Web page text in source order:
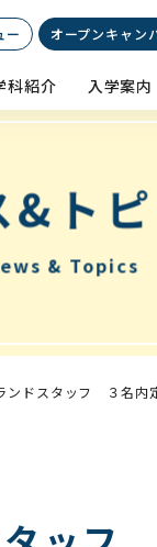
ー オープンキャン
科紹介 入学案内
&ト
& Topics
ンドスタッフ ３名内